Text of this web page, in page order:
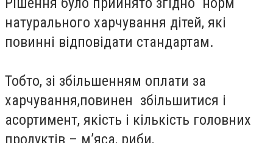
натурального харчування дітей, які
повинні відповідати стандартам.
Тобто, зі збільшенням оплати за
харчування,повинен збільшитися і
асортимент, якість і кількість головних
продуктів – м’яса, риби,